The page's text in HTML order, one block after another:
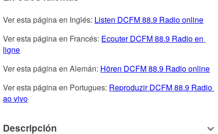
Ver esta página en Inglés: Listen DCFM 88.9 Radio online
Ver esta página en Francés: Ecouter DCFM 88.9 Radio en
ligne
Ver esta página en Alemán: Hören DCFM 88.9 Radio online
Ver esta página en Portugues: Reproduzir DCFM 88.9 Radio
ao vivo
Descripción